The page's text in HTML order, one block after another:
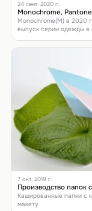
24 сент. 2020 г.
Monochrome,
Monochrome(М) в 2020
выпуск серии одежды в
7 окт. 2019 г.
Производство папок
Кашированные папки с
макету